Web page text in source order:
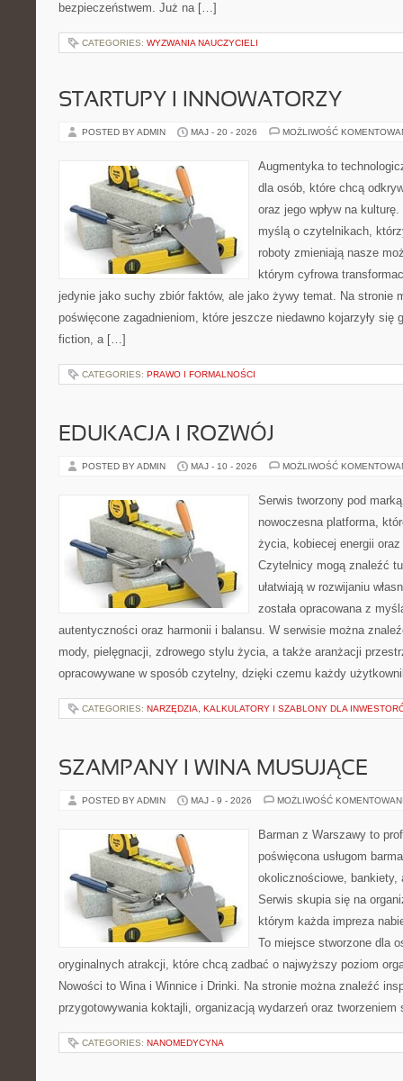
bezpieczeństwem. Już na […]
CATEGORIES: WYZWANIA NAUCZYCIELI
STARTUPY I INNOWATORZY
POSTED BY ADMIN MAJ - 20 - 2026 MOŻLIWOŚĆ
Augmentyka to
dla osób, które chcą
oraz jego wpływ na
myślą o czytelnikach,
roboty zmieniają nasze
którym cyfrowa
jedynie jako suchy zbiór faktów, ale jako żywy temat. Na stronie
poświęcone zagadnieniom, które jeszcze niedawno kojarzyły się
fiction, a […]
CATEGORIES: PRAWO I FORMALNOŚCI
EDUKACJA I ROZWÓJ
POSTED BY ADMIN MAJ - 10 - 2026 MOŻLIWOŚĆ
Serwis tworzony pod
nowoczesna platforma,
życia, kobiecej energii
Czytelnicy mogą znaleźć
ułatwiają w rozwijaniu
została opracowana z
autentyczności oraz harmonii i balansu. W serwisie można
mody, pielęgnacji, zdrowego stylu życia, a także aranżacji
opracowywane w sposób czytelny, dzięki czemu każdy
CATEGORIES: NARZĘDZIA, KALKULATORY I SZABLONY DLA
SZAMPANY I WINA MUSUJĄCE
POSTED BY ADMIN MAJ - 9 - 2026 MOŻLIWOŚĆ
Barman z Warszawy to
poświęcona usługom
okolicznościowe,
Serwis skupia się na
którym każda impreza
To miejsce stworzone dla
oryginalnych atrakcji, które chcą zadbać o najwyższy poziom
Nowości to Wina i Winnice i Drinki. Na stronie można znaleźć
przygotowywania koktajli, organizacją wydarzeń oraz
CATEGORIES: NANOMEDYCYNA